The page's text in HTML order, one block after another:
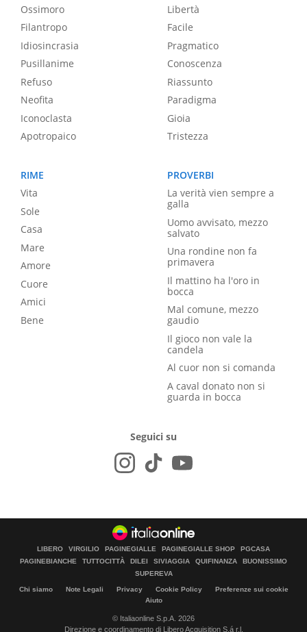
Ossimoro
Filantropo
Idiosincrasia
Pusillanime
Refuso
Neofita
Iconoclasta
Apotropaico
Libertà
Facile
Pragmatico
Conoscenza
Riassunto
Paradigma
Gioia
Tristezza
RIME
Vita
Sole
Casa
Mare
Amore
Cuore
Amici
Bene
PROVERBI
La verità vien sempre a
galla
Uomo avvisato, mezzo
salvato
Una rondine non fa
primavera
Il mattino ha l'oro in
bocca
Mal comune, mezzo
gaudio
Il gioco non vale la
candela
Al cuor non si comanda
A caval donato non si
guarda in bocca
Seguici su
LIBERO VIRGILIO PAGINEGIALLE PAGINEGIALLE SHOP
PGCASA
PAGINEBIANCHE
TUTTOCITTÀ DILEI SIVIAGGIA QUIFINANZA
BUONISSIMO
SUPEREVA
Chi siamo Note Legali Privacy Cookie Policy
Preferenze sui cookie
Aiuto
© Italiaonline S.p.A. 2026
Direzione e coordinamento di Libero Acquisition S.á r.l.